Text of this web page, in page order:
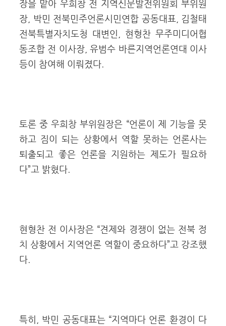
장을 맡아 우희창 전 지역신문발전위원회 부위원
장, 박민 전북민주언론시민연합 공동대표, 김철태
전북특별자치도청 대변인, 현형찬 무주미디어협
동조합 전 이사장, 유범수 바른지역언론연대 이사
등이 참여해 이뤄졌다.
토론 중 우희창 부위원장은 “언론이 제 기능을 못
하고 짐이 되는 상황에서 역할 못하는 언론사는
퇴출되고 좋은 언론을 지원하는 제도가 필요하
다”고 밝혔다.
현형찬 전 이사장은 “견제와 경쟁이 없는 전북 정
치 상황에서 지역언론 역할이 중요하다”고 강조했
다.
특히, 박민 공동대표는 “지역마다 언론 환경이 다